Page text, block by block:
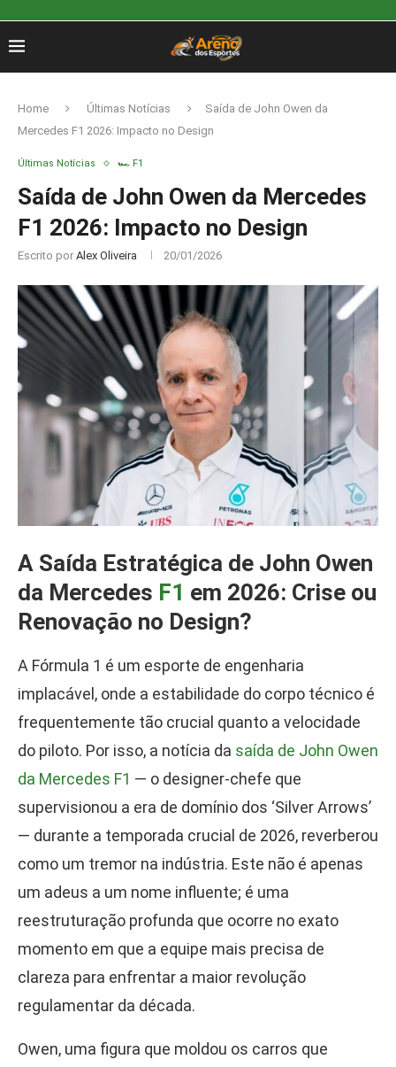
Home Últimas Notícias
Saída de John Owen da
Mercedes F1 2026: Impacto no Design
Últimas Notícias 🏎️ F1
Saída de John Owen da Mercedes
F1 2026: Impacto no Design
Escrito por Alex Oliveira 20/01/2026
A Saída Estratégica de John Owen
da Mercedes F1 em 2026: Crise ou
Renovação no Design?
A Fórmula 1 é um esporte de engenharia
implacável, onde a estabilidade do corpo técnico é
frequentemente tão crucial quanto a velocidade
do piloto. Por isso, a notícia da saída de John Owen
da Mercedes F1 — o designer-chefe que
supervisionou a era de domínio dos ‘Silver Arrows’
— durante a temporada crucial de 2026, reverberou
como um tremor na indústria. Este não é apenas
um adeus a um nome influente; é uma
reestruturação profunda que ocorre no exato
momento em que a equipe mais precisa de
clareza para enfrentar a maior revolução
regulamentar da década.
Owen, uma figura que moldou os carros que